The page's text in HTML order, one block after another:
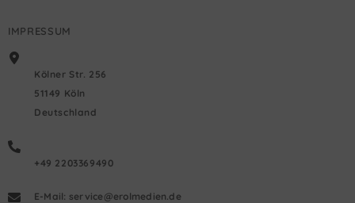
IMPRESSUM
Kölner Str. 256
51149 Köln
Deutschland
+49 2203369490
E-Mail: service@erolmedien.de